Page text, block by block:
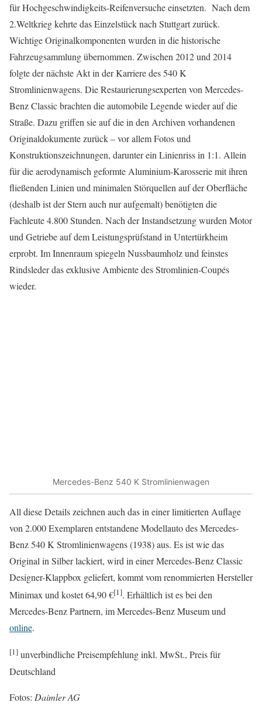
für Hochgeschwindigkeits-Reifenversuche einsetzten. Nach dem
2.Weltkrieg kehrte das Einzelstück nach Stuttgart zurück.
Wichtige Originalkomponenten wurden in die historische
Fahrzeugsammlung übernommen. Zwischen 2012 und 2014
folgte der nächste Akt in der Karriere des 540 K
Stromlinienwagens. Die Restaurierungsexperten von Mercedes-
Benz Classic brachten die automobile Legende wieder auf die
Straße. Dazu griffen sie auf die in den Archiven vorhandenen
Originaldokumente zurück – vor allem Fotos und
Konstruktionszeichnungen, darunter ein Linienriss in 1:1. Allein
für die aerodynamisch geformte Aluminium-Karosserie mit ihren
fließenden Linien und minimalen Störquellen auf der Oberfläche
(deshalb ist der Stern auch nur aufgemalt) benötigten die
Fachleute 4.800 Stunden. Nach der Instandsetzung wurden Motor
und Getriebe auf dem Leistungsprüfstand in Untertürkheim
erprobt. Im Innenraum spiegeln Nussbaumholz und feinstes
Rindsleder das exklusive Ambiente des Stromlinien-Coupés
wieder.
Mercedes-Benz 540 K Stromlinienwagen
All diese Details zeichnen auch das in einer limitierten Auflage
von 2.000 Exemplaren entstandene Modellauto des Mercedes-
Benz 540 K Stromlinienwagens (1938) aus. Es ist wie das
Original in Silber lackiert, wird in einer Mercedes-Benz Classic
Designer-Klappbox geliefert, kommt vom renommierten Hersteller
Minimax und kostet 64,90 €[1]. Erhältlich ist es bei den
Mercedes-Benz Partnern, im Mercedes-Benz Museum und
online.
[1] unverbindliche Preisempfehlung inkl. MwSt., Preis für
Deutschland
Fotos: Daimler AG